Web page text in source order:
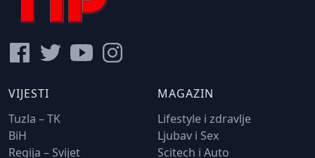
VIJESTI
Tuzla – TK
BiH
Regija – Svijet
MAGAZIN
Lifestyle i zdravlje
Ljubav i Sex
Scitech i Auto